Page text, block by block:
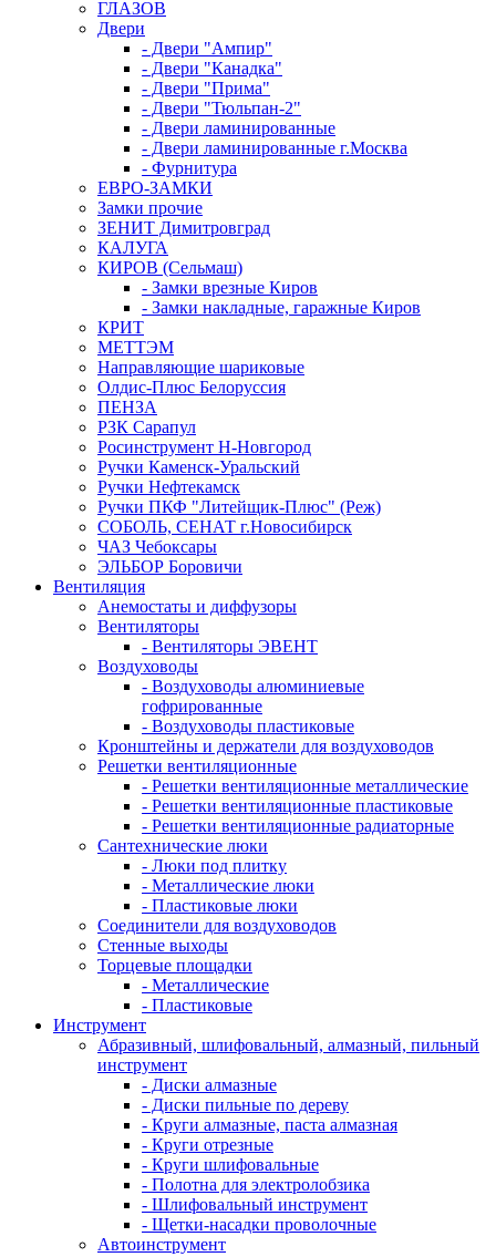
ГЛАЗОВ
Двери
- Двери "Ампир"
- Двери "Канадка"
- Двери "Прима"
- Двери "Тюльпан-2"
- Двери ламинированные
- Двери ламинированные г.Москва
- Фурнитура
ЕВРО-ЗАМКИ
Замки прочие
ЗЕНИТ Димитровград
КАЛУГА
КИРОВ (Сельмаш)
- Замки врезные Киров
- Замки накладные, гаражные Киров
КРИТ
МЕТТЭМ
Направляющие шариковые
Олдис-Плюс Белоруссия
ПЕНЗА
РЗК Сарапул
Росинструмент Н-Новгород
Ручки Каменск-Уральский
Ручки Нефтекамск
Ручки ПКФ "Литейщик-Плюс" (Реж)
СОБОЛЬ, СЕНАТ г.Новосибирск
ЧАЗ Чебоксары
ЭЛЬБОР Боровичи
Вентиляция
Анемостаты и диффузоры
Вентиляторы
- Вентиляторы ЭВЕНТ
Воздуховоды
- Воздуховоды алюминиевые
гофрированные
- Воздуховоды пластиковые
Кронштейны и держатели для воздуховодов
Решетки вентиляционные
- Решетки вентиляционные металлические
- Решетки вентиляционные пластиковые
- Решетки вентиляционные радиаторные
Сантехнические люки
- Люки под плитку
- Металлические люки
- Пластиковые люки
Соединители для воздуховодов
Стенные выходы
Торцевые площадки
- Металлические
- Пластиковые
Инструмент
Абразивный, шлифовальный, алмазный, пильный
инструмент
- Диски алмазные
- Диски пильные по дереву
- Круги алмазные, паста алмазная
- Круги отрезные
- Круги шлифовальные
- Полотна для электролобзика
- Шлифовальный инструмент
- Щетки-насадки проволочные
Автоинструмент